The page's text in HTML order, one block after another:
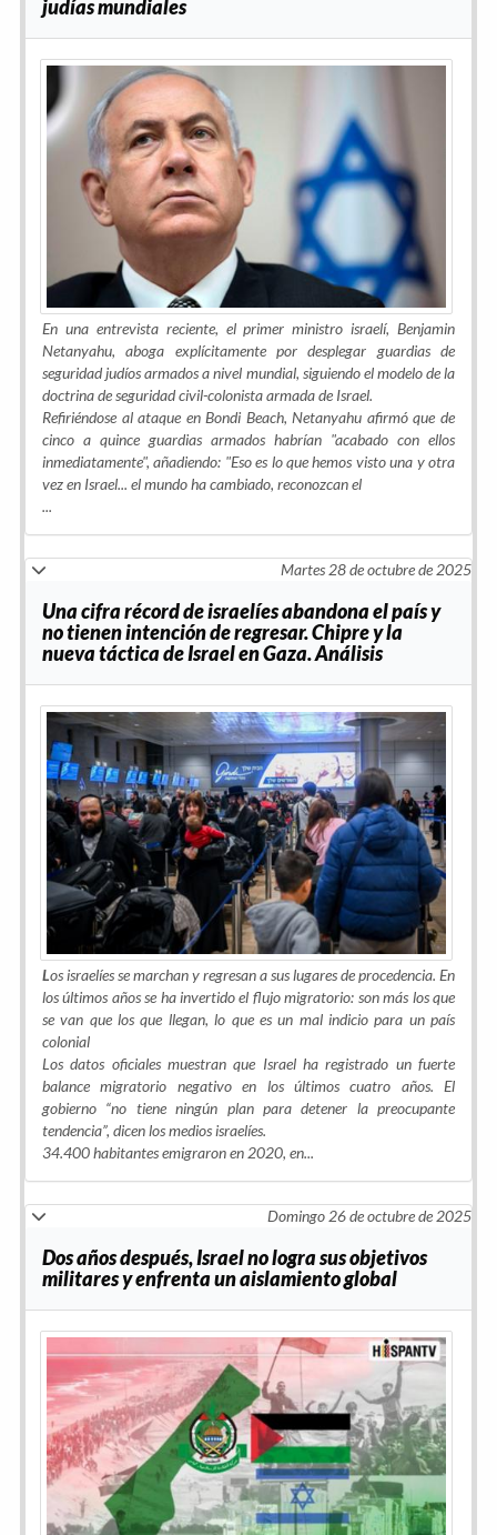
judías mundiales
En una entrevista reciente, el primer ministro israelí, Benjamin
Netanyahu, aboga explícitamente por desplegar guardias de
seguridad judíos armados a nivel mundial, siguiendo el modelo de la
doctrina de seguridad civil-colonista armada de Israel.
Refiriéndose al ataque en Bondi Beach, Netanyahu afirmó que de
cinco a quince guardias armados habrían "acabado con ellos
inmediatamente", añadiendo: "Eso es lo que hemos visto una y otra
vez en Israel... el mundo ha cambiado, reconozcan el
...
Martes 28 de octubre de 2025
Una cifra récord de israelíes abandona el país y
no tienen intención de regresar. Chipre y la
nueva táctica de Israel en Gaza. Análisis
Los israelíes se marchan y regresan a sus lugares de procedencia. En
los últimos años se ha invertido el flujo migratorio: son más los que
se van que los que llegan, lo que es un mal indicio para un país
colonial
Los datos oficiales muestran que Israel ha registrado un fuerte
balance migratorio negativo en los últimos cuatro años. El
gobierno “no tiene ningún plan para detener la preocupante
tendencia”, dicen los medios israelíes.
34.400 habitantes emigraron en 2020, en...
Domingo 26 de octubre de 2025
Dos años después, Israel no logra sus objetivos
militares y enfrenta un aislamiento global